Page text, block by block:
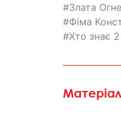
Злата
Фіма
Хто знає